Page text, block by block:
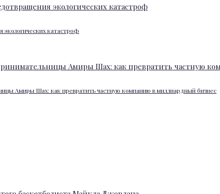
катастроф
Амиры Шах: как превратить частную компанию в миллиардный бизнес